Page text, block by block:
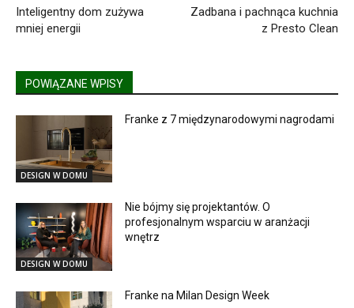
Inteligentny dom zużywa
mniej energii
Zadbana i pachnąca kuchnia
z Presto Clean
POWIĄZANE WPISY
DESIGN W DOMU
Franke z 7 międzynarodowymi nagrodami
DESIGN W DOMU
Nie bójmy się projektantów. O
profesjonalnym wsparciu w aranżacji
wnętrz
Franke na Milan Design Week